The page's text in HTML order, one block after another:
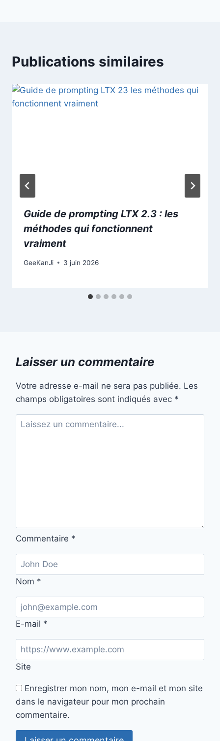
Publications similaires
Guide de prompting LTX 2.3 : les
méthodes qui fonctionnent
vraiment
GeeKanJi 3 juin 2026
Laisser un commentaire
Votre adresse e-mail ne sera pas publiée. Les
champs obligatoires sont indiqués avec *
Commentaire *
Nom *
E-mail *
Site
Enregistrer mon nom, mon e-mail et mon site
dans le navigateur pour mon prochain
commentaire.